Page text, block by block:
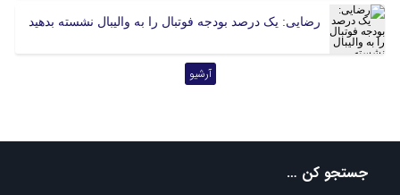
هرمزگان همدان
یزد
رضایی: یک درصد بودجه فوتبال را به والیبال نشسته بدهید
آرشیو
جستجو کن …